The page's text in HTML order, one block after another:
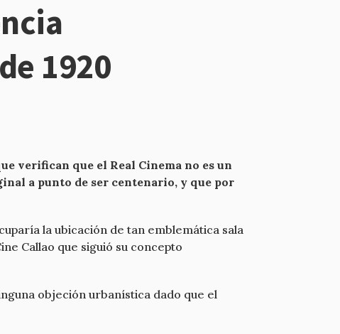
1920
verifican que el Real Cinema no es un
a punto de ser centenario, y que por
la ubicación de tan emblemática sala
Callao que siguió su concepto
objeción urbanística dado que el